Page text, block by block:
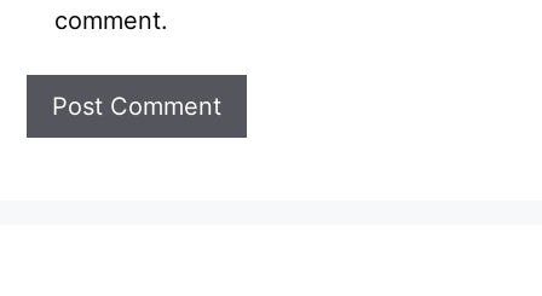
comment.